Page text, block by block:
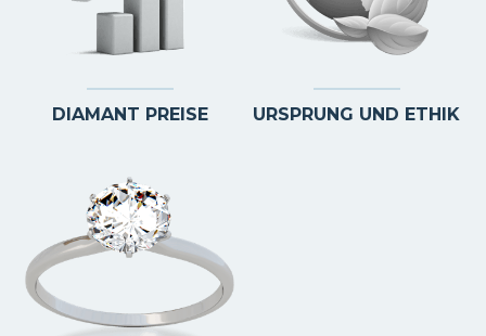
DIAMANT PREISE URSPRUNG UND ETHIK